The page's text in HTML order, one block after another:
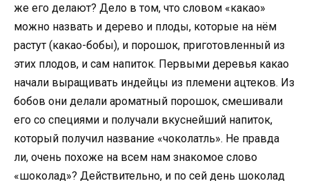
же его делают? Дело в том, что словом «какао»
можно назвать и дерево и плоды, которые на нём
растут (какао-бобы), и порошок, приготовленный из
этих плодов, и сам напиток. Первыми деревья какао
начали выращивать индейцы из племени ацтеков. Из
бобов они делали ароматный порошок, смешивали
его со специями и получали вкуснейший напиток,
который получил название «чоколатль». Не правда
ли, очень похоже на всем нам знакомое слово
«шоколад»? Действительно, и по сей день шоколад